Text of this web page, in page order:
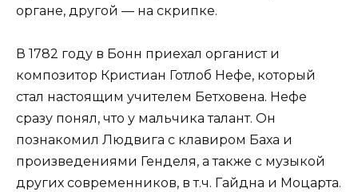
органе, другой — на скрипке.
В 1782 году в Бонн приехал органист и
композитор Кристиан Готлоб Нефе, который
стал настоящим учителем Бетховена. Нефе
сразу понял, что у мальчика талант. Он
познакомил Людвига с клавиром Баха и
произведениями Генделя, а также с музыкой
других современников, в т.ч. Гайдна и Моцарта.